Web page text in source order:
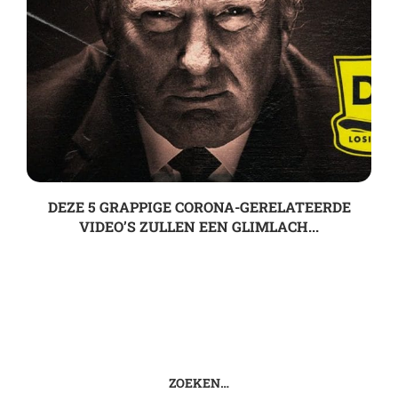
DEZE 5 GRAPPIGE CORONA-GERELATEERDE
VIDEO’S ZULLEN EEN GLIMLACH...
ZOEKEN…